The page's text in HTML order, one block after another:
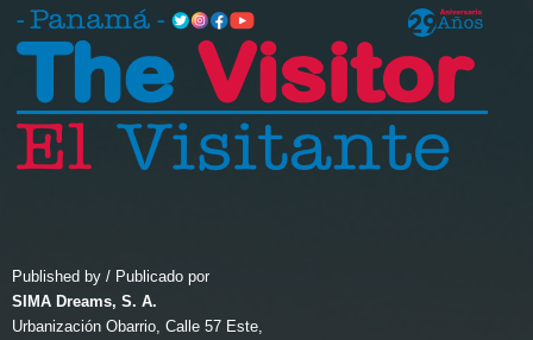
Published by / Publicado por
SIMA Dreams, S. A.
Urbanización Obarrio, Calle 57 Este,